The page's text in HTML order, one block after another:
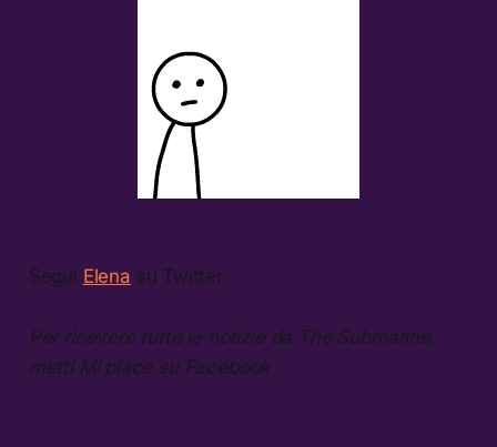
Segui Elena su Twitter
Per ricevere tutte le notizie da The Submarine,
metti Mi piace su Facebook